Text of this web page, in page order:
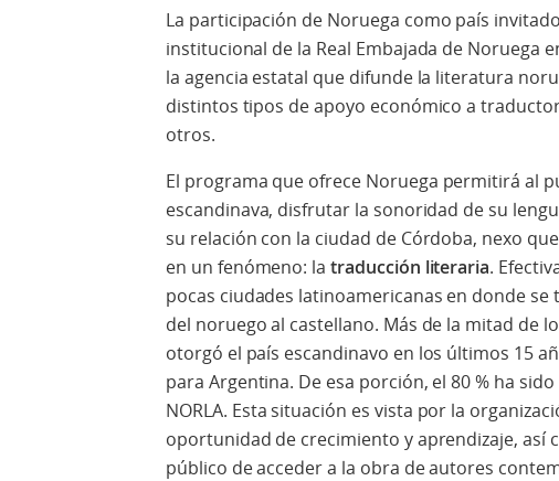
La participación de Noruega como país
institucional de la Real Embajada de Noruega
la agencia estatal que difunde la literatura
distintos tipos de apoyo económico a
otros.
El programa que ofrece Noruega permitirá al
escandinava, disfrutar la sonoridad de su
su relación con la ciudad de Córdoba, nexo
en un fenómeno: latraducción literaria.
pocas ciudades latinoamericanas en donde
del noruego al castellano. Más de la mitad de
otorgó el país escandinavo en los últimos 15
para Argentina. De esa porción, el 80 % ha
NORLA. Esta situación es vista por la
oportunidad de crecimiento y aprendizaje, así
público de acceder a la obra de autores